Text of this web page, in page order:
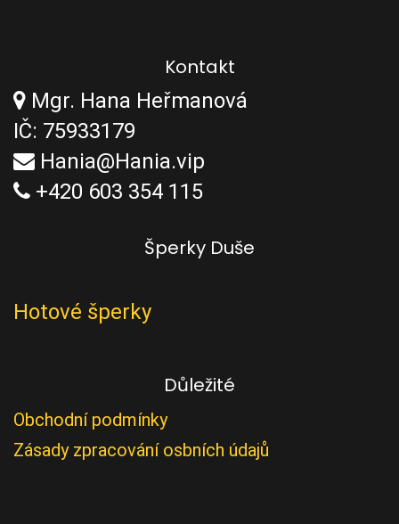
Kontakt
Mgr. Hana Heřmanová
IČ: 75933179
Hania@Hania.vip
+420 603 354 115
Šperky Duše
Hotové šperky
Důležité
Obchodní podmínky
Zásady zpracování osbních údajů